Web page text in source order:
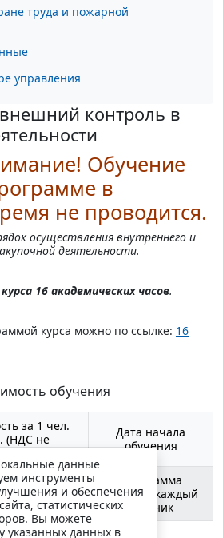
труда и пожарной
управления
контроль в
Обучение
в
не проводится.
осуществления внутреннего и
деятельности.
16 академических часов.
курса можно по ссылке: 16
обучения
за 1 чел.
(НДС не
Дата начала
обучения
*/5 900
Программа
стартует каждый
вторник
данные
инструменты
и обеспечения
статистических
Вы можете
указанных данных в